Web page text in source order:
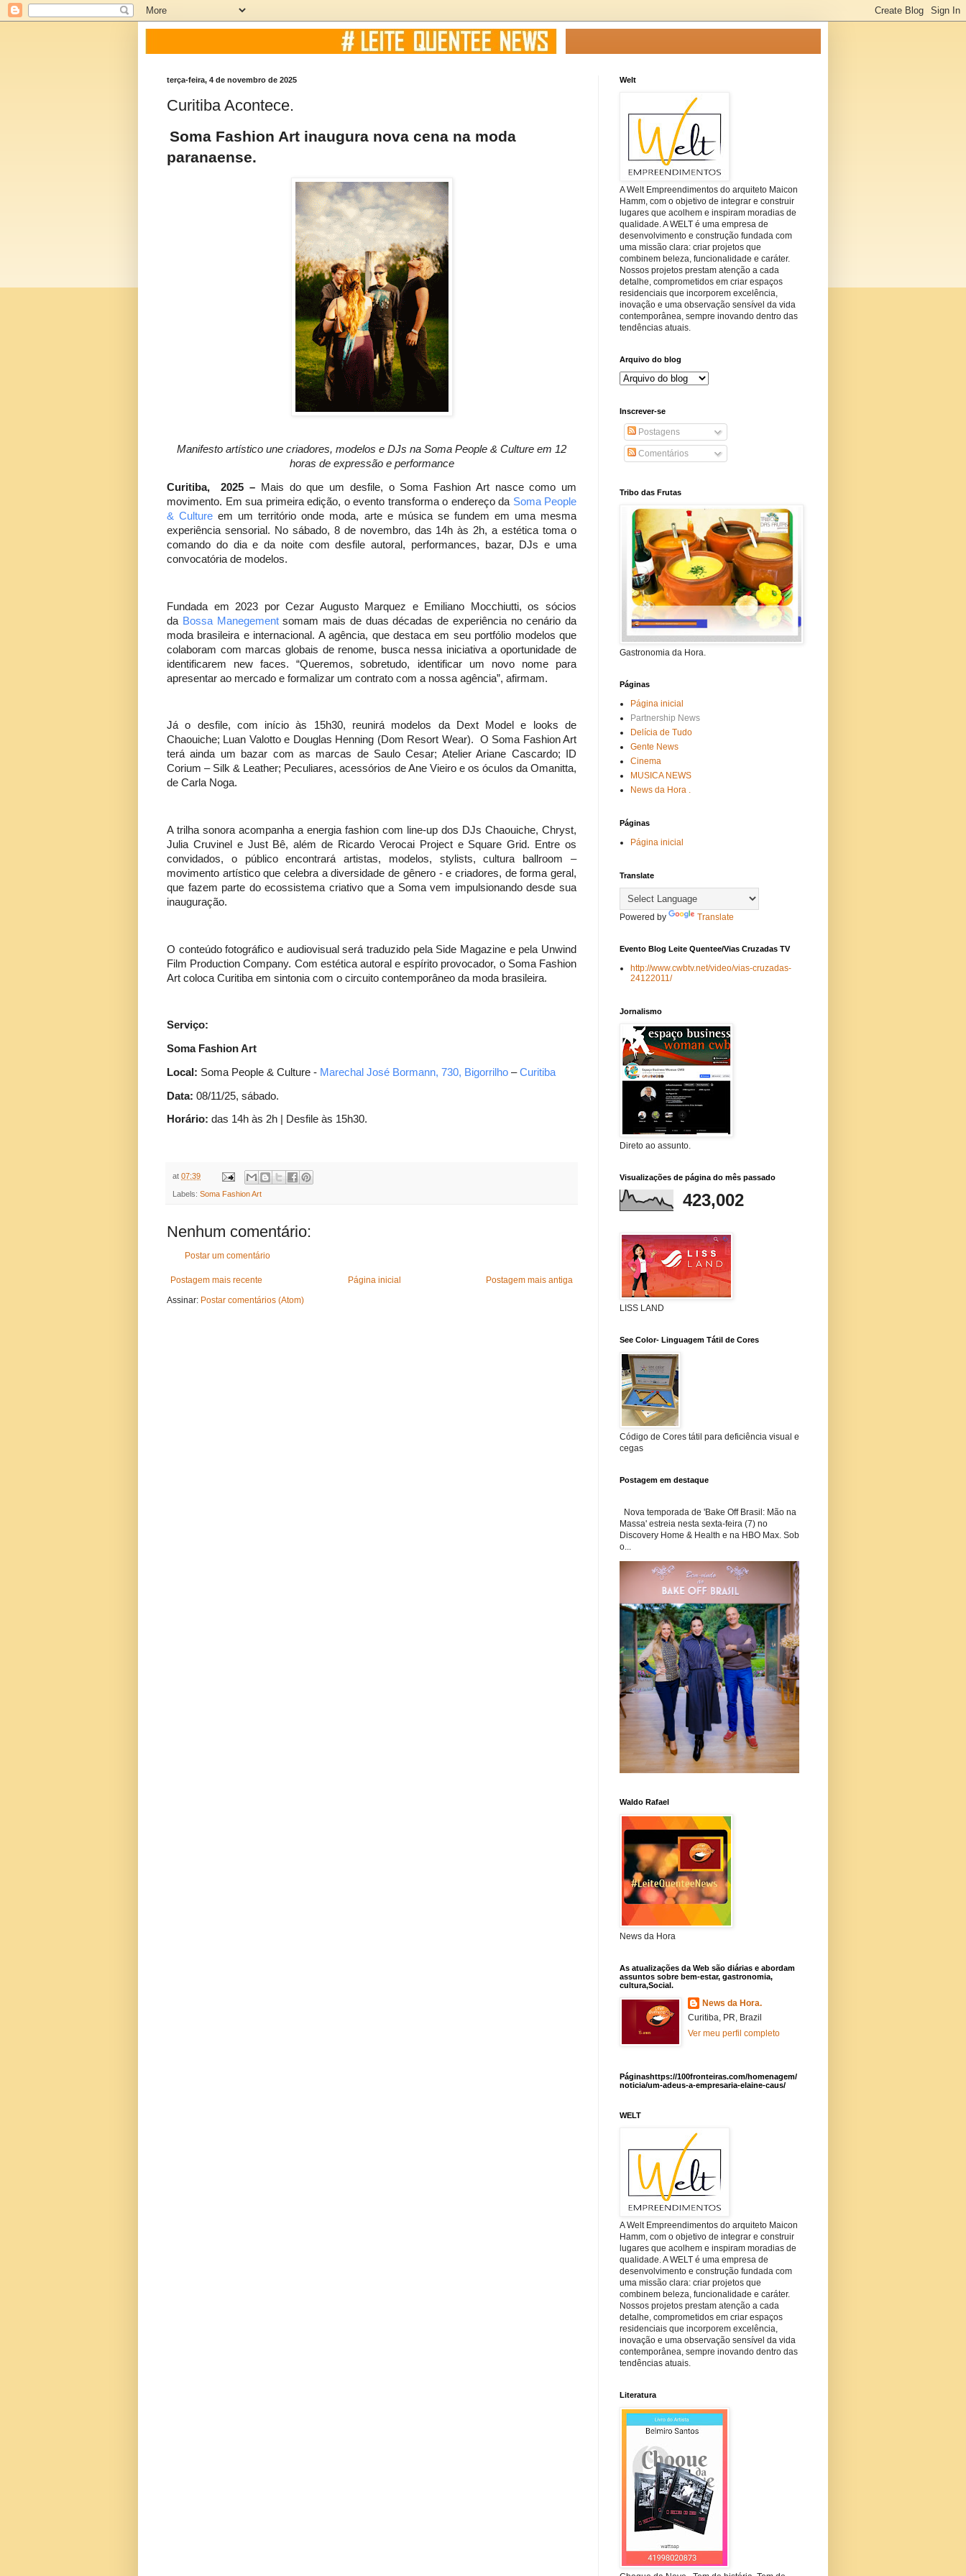
terça-feira, 4 de novembro de 2025
Curitiba Acontece.
Soma Fashion Art inaugura nova cena na moda
paranaense.
Manifesto artístico une criadores, modelos e DJs na Soma People & Culture em 12
horas de expressão e performance
Curitiba, 2025 – Mais do que um desfile, o Soma Fashion Art nasce como um
movimento. Em sua primeira edição, o evento transforma o endereço da Soma People
& Culture em um território onde moda, arte e música se fundem em uma mesma
experiência sensorial. No sábado, 8 de novembro, das 14h às 2h, a estética toma o
comando do dia e da noite com desfile autoral, performances, bazar, DJs e uma
convocatória de modelos.
Fundada em 2023 por Cezar Augusto Marquez e Emiliano Mocchiutti, os sócios
da Bossa Manegementsomam mais de duas décadas de experiência no cenário da
moda brasileira e internacional. A agência, que destaca em seu portfólio modelos que
colaboram com marcas globais de renome, busca nessa iniciativa a oportunidade de
identificarem new faces. “Queremos, sobretudo, identificar um novo nome para
apresentar ao mercado e formalizar um contrato com a nossa agência”, afirmam.
Já o desfile, com início às 15h30, reunirá modelos da Dext Model e looks de
Chaouiche; Luan Valotto e Douglas Henning (Dom Resort Wear). O Soma Fashion Art
terá ainda um bazar com as marcas de Saulo Cesar; Atelier Ariane Cascardo; ID
Corium – Silk & Leather; Peculiares, acessórios de Ane Vieiro e os óculos da Omanitta,
de Carla Noga.
A trilha sonora acompanha a energia fashion com line-up dos DJs Chaouiche, Chryst,
Julia Cruvinel e Just Bê, além de Ricardo Verocai Project e Square Grid. Entre os
convidados, o público encontrará artistas, modelos, stylists, cultura ballroom –
movimento artístico que celebra a diversidade de gênero - e criadores, de forma geral,
que fazem parte do ecossistema criativo que a Soma vem impulsionando desde sua
inauguração.
O conteúdo fotográfico e audiovisual será traduzido pela Side Magazine e pela Unwind
Film Production Company. Com estética autoral e espírito provocador, o Soma Fashion
Art coloca Curitiba em sintonia com o circuito contemporâneo da moda brasileira.
Serviço:
Soma Fashion Art
Local: Soma People & Culture - Marechal José Bormann, 730, Bigorrilho –Curitiba
Data: 08/11/25, sábado.
Horário: das 14h às 2h | Desfile às 15h30.
at 07:39
Labels: Soma Fashion Art
Nenhum comentário:
Postar um comentário
Postagem mais recente Postagem mais antiga
Página inicial
Assinar: Postar comentários (Atom)
Welt
A Welt Empreendimentos do arquiteto Maicon
Hamm, com o objetivo de integrar e construir
lugares que acolhem e inspiram moradias de
qualidade. A WELT é uma empresa de
desenvolvimento e construção fundada com
uma missão clara: criar projetos que
combinem beleza, funcionalidade e caráter.
Nossos projetos prestam atenção a cada
detalhe, comprometidos em criar espaços
residenciais que incorporem excelência,
inovação e uma observação sensível da vida
contemporânea, sempre inovando dentro das
tendências atuais.
Arquivo do blog
Inscrever-se
Postagens
Comentários
Tribo das Frutas
Gastronomia da Hora.
Páginas
Página inicial
Partnership News
Delícia de Tudo
Gente News
Cinema
MUSICA NEWS
News da Hora .
Páginas
Página inicial
Translate
Powered by Translate
Evento Blog Leite Quentee/Vias Cruzadas TV
http://www.cwbtv.net/video/vias-cruzadas-
24122011/
Jornalismo
Direto ao assunto.
Visualizações de página do mês passado
423,002
LISS LAND
See Color- Linguagem Tátil de Cores
Código de Cores tátil para deficiência visual e
cegas
Postagem em destaque
Nova temporada de 'Bake Off Brasil: Mão na
Massa' estreia nesta sexta-feira (7) no
Discovery Home & Health e na HBO Max. Sob
o...
Waldo Rafael
News da Hora
As atualizações da Web são diárias e abordam
assuntos sobre bem-estar, gastronomia,
cultura,Social.
News da Hora.
Curitiba, PR, Brazil
Ver meu perfil completo
Páginashttps://100fronteiras.com/homenagem/
noticia/um-adeus-a-empresaria-elaine-caus/
WELT
A Welt Empreendimentos do arquiteto Maicon
Hamm, com o objetivo de integrar e construir
lugares que acolhem e inspiram moradias de
qualidade. A WELT é uma empresa de
desenvolvimento e construção fundada com
uma missão clara: criar projetos que
combinem beleza, funcionalidade e caráter.
Nossos projetos prestam atenção a cada
detalhe, comprometidos em criar espaços
residenciais que incorporem excelência,
inovação e uma observação sensível da vida
contemporânea, sempre inovando dentro das
tendências atuais.
Literatura